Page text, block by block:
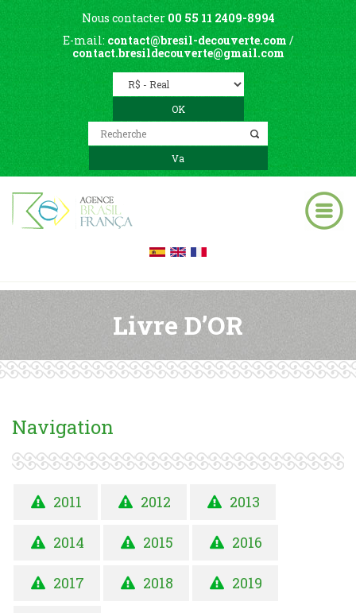
Nous contacter 00 55 11 2409-8994
E-mail: contact@bresil-decouverte.com /
contact.bresildecouverte@gmail.com
Livre D’OR
Navigation
2011 2012 2013
2014 2015 2016
2017 2018 2019